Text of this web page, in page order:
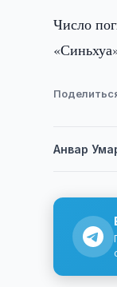
Число
Анвар